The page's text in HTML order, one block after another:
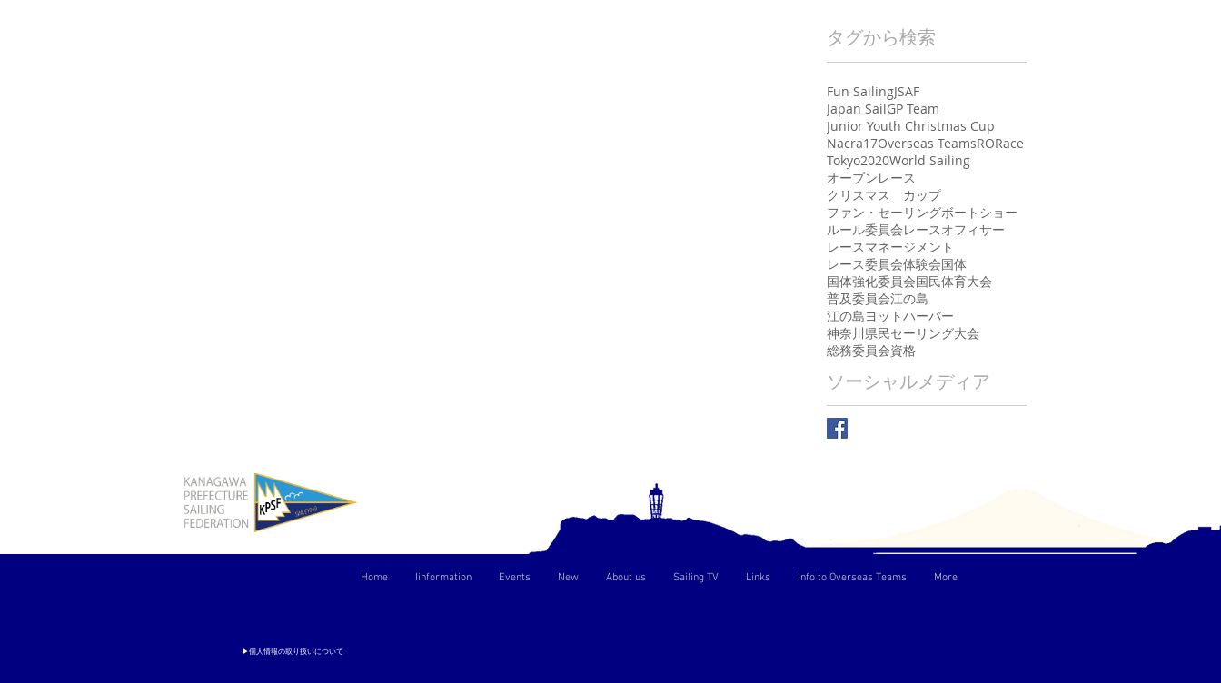
タグから検索
Fun SailingJSAF
Japan SailGP Team
Junior Youth Christmas Cup
Nacra17Overseas TeamsRORace
Tokyo2020World Sailing
オープンレース
クリスマス カップ
ファン・セーリングボートショー
ルール委員会レースオフィサー
レースマネージメント
レース委員会体験会国体
国体強化委員会国民体育大会
普及委員会江の島
江の島ヨットハーバー
神奈川県民セーリング大会
総務委員会資格
ソーシャルメディア
Home Iinformation Events New About us Sailing TV Links Info to Overseas Teams More
▶個人情報の取り扱いについて